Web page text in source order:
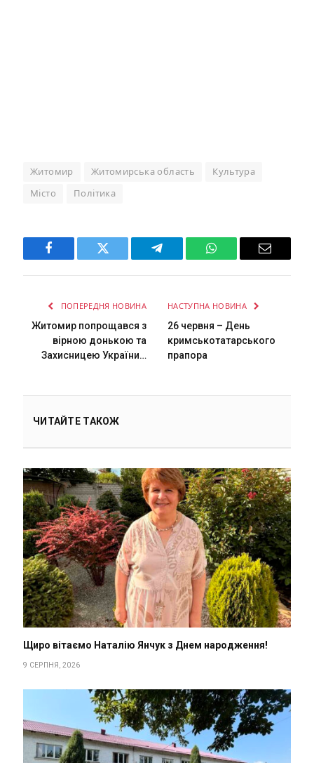
Житомир Житомирська область Культура
Місто Політика
Facebook Twitter Telegram WhatsAppEmail
ПОПЕРЕДНЯ НОВИНА
Житомир попрощався з
вірною донькою та
Захисницею України…
НАСТУПНА НОВИНА
26 червня – День
кримськотатарського
прапора
ЧИТАЙТЕ ТАКОЖ
Щиро вітаємо Наталію Янчук з Днем народження!
9 СЕРПНЯ, 2026